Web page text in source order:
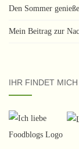
Den Sommer
Mein Beitrag zur
IHR FINDET